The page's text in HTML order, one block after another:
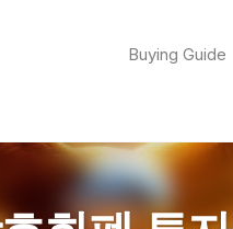
Buying Guide